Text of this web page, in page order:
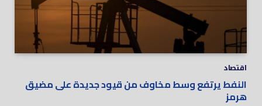
اقتصاد
النفط يرتفع وسط مخاوف من قيود جديدة على مضيق
هرمز